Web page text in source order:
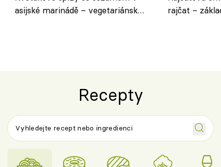
asijské marinádě – vegetariánská
rajčat –
Recepty